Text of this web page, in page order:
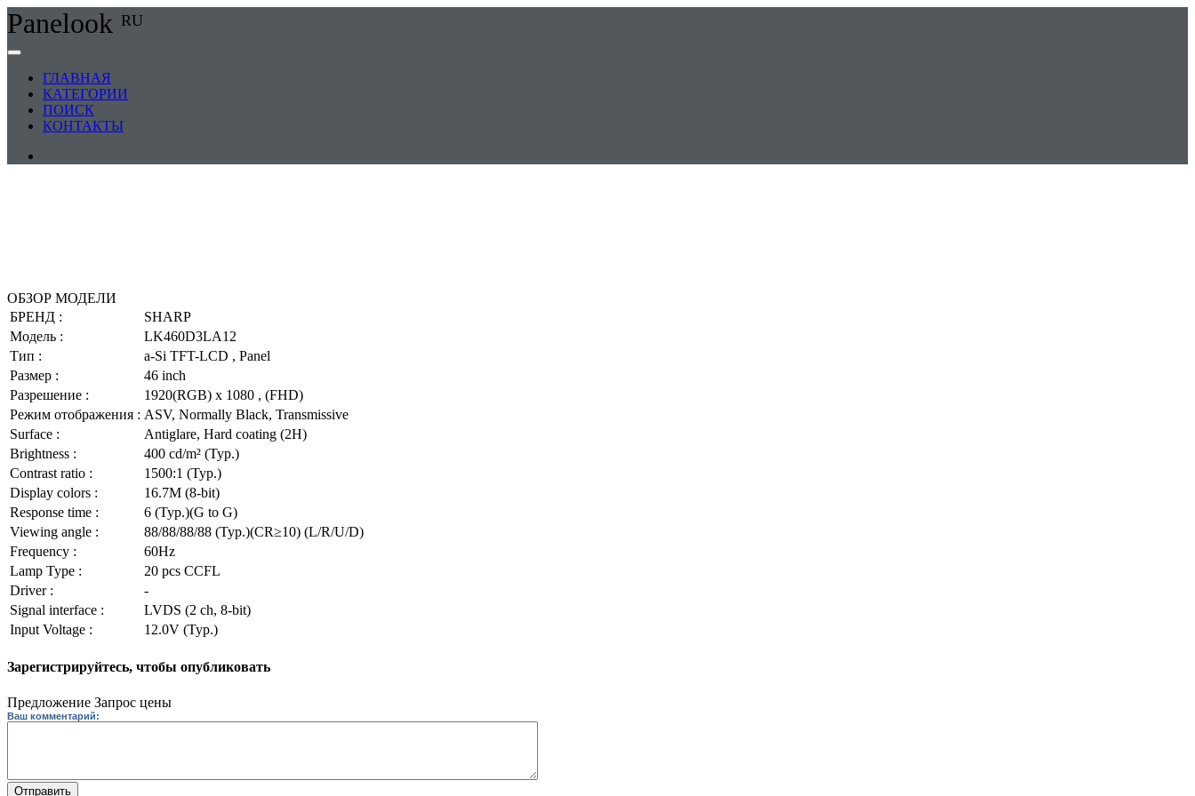
Panelook RU
ГЛАВНАЯ
КАТЕГОРИИ
ПОИСК
КОНТАКТЫ
ОБЗОР МОДЕЛИ
БРЕНД :
SHARP
Модель :
LK460D3LA12
Тип :
a-Si TFT-LCD , Panel
Размер :
46 inch
Разрешение :
1920(RGB) x 1080 , (FHD)
Режим отображения : ASV, Normally Black, Transmissive
Surface :
Antiglare, Hard coating (2H)
Brightness :
400 cd/m² (Typ.)
Contrast ratio :
1500:1 (Typ.)
Display colors :
16.7M (8-bit)
Response time :
6 (Typ.)(G to G)
Viewing angle :
88/88/88/88 (Typ.)(CR≥10) (L/R/U/D)
Frequency :
60Hz
Lamp Type :
20 pcs CCFL
Driver :
-
Signal interface :
LVDS (2 ch, 8-bit)
Input Voltage :
12.0V (Typ.)
Зарегистрируйтесь, чтобы опубликовать
Предложение Запрос цены
Ваш комментарий:
Отправить